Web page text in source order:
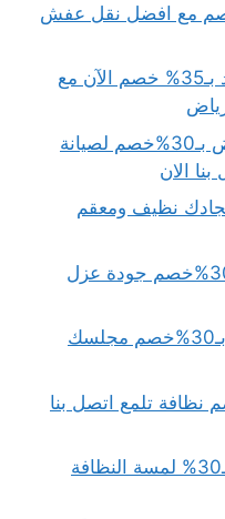
لأي مكان بـ23%خصم مع افضل نقل عفش
واجهتك محتاجة تنظيف؟ استفيد بـ35% خصم الآن مع
كهربائي منازل 24 ساعة بالرياض بـ30%خصم لصيانة
الان
نظيف ومعقم
شركة عزل خزانات بالرياض بـ30%خصم جودة عزل
شركة تنظيف مجالس بالرياض بـ30%خصم مجلسك
بعفيف بـ35%خصم نظافة تلمع اتصل بنا
شركة تنظيف محلات بالرياض بـ30% لمسة النظافة